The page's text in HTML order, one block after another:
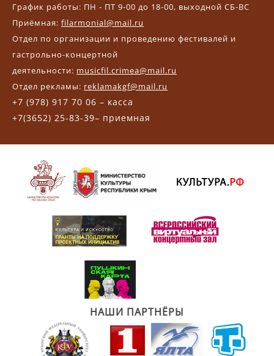
График работы: ПН - ПТ 9-00 до 18-00, выходной СБ-ВС
Приёмная: filarmonial@mail.ru
Отдел по организации и проведению фестивалей и
гастрольно-концертной
деятельности: musicfil.crimea@mail.ru
Отдел рекламы: reklamakgf@mail.ru
+7 (978) 917 70 06 – касса
+7(3652) 25-83-39– приемная
НАШИ ПАРТНЁРЫ